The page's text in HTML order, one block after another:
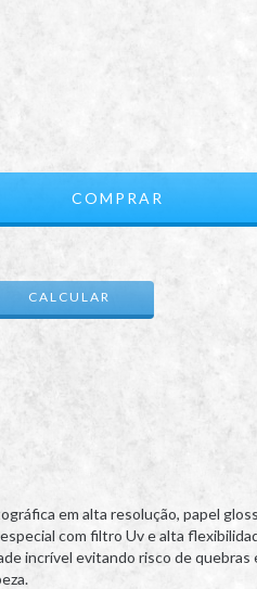
CALCULAR
em alta resolução, papel
com filtro Uv e alta
incrível evitando risco de quebras